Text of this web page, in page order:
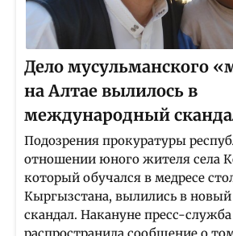
Дело мусульманского
на Алтае вылилось в
международный
Подозрения прокуратуры
отношении юного жителя села
который обучался в медресе
Кыргызстана, вылились в
скандал. Накануне пресс-